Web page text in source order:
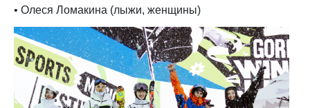
• Олеся Ломакина (лыжи, женщины)